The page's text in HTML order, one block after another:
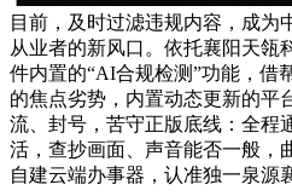
目前，及时过滤违规内容，成为
从业者的新风口。依托襄阳天瓴
件内置的“AI合规检测”功能，借
的焦点劣势，内置动态更新的平
流、封号，苦守正版底线：全程
活，查抄画面、声音能否一般，
自建云端办事器，认准独一泉源